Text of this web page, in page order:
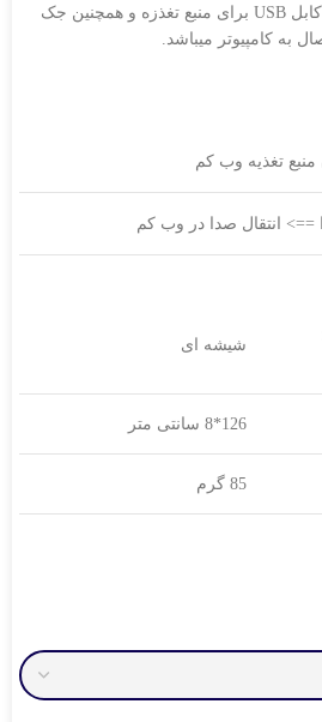
وب کم PC Camera،دارای کابل USB برای منبع تغذزه و همچنین جک
شیشه ای
126*8 سانتی متر
85 گرم